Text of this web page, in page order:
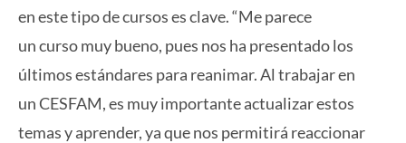
en este tipo de cursos es clave. “Me parece
un curso muy bueno, pues nos ha presentado los
últimos estándares para reanimar. Al trabajar en
un CESFAM, es muy importante actualizar estos
temas y aprender, ya que nos permitirá reaccionar